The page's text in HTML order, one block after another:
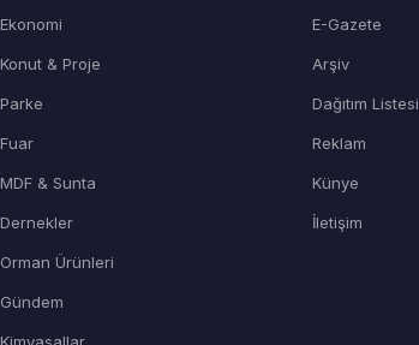
Ekonomi
Konut & Proje
Parke
Fuar
MDF & Sunta
Dernekler
Orman Ürünleri
Gündem
E-Gazete
Arşiv
Dağıtım Listesi
Reklam
Künye
İletişim